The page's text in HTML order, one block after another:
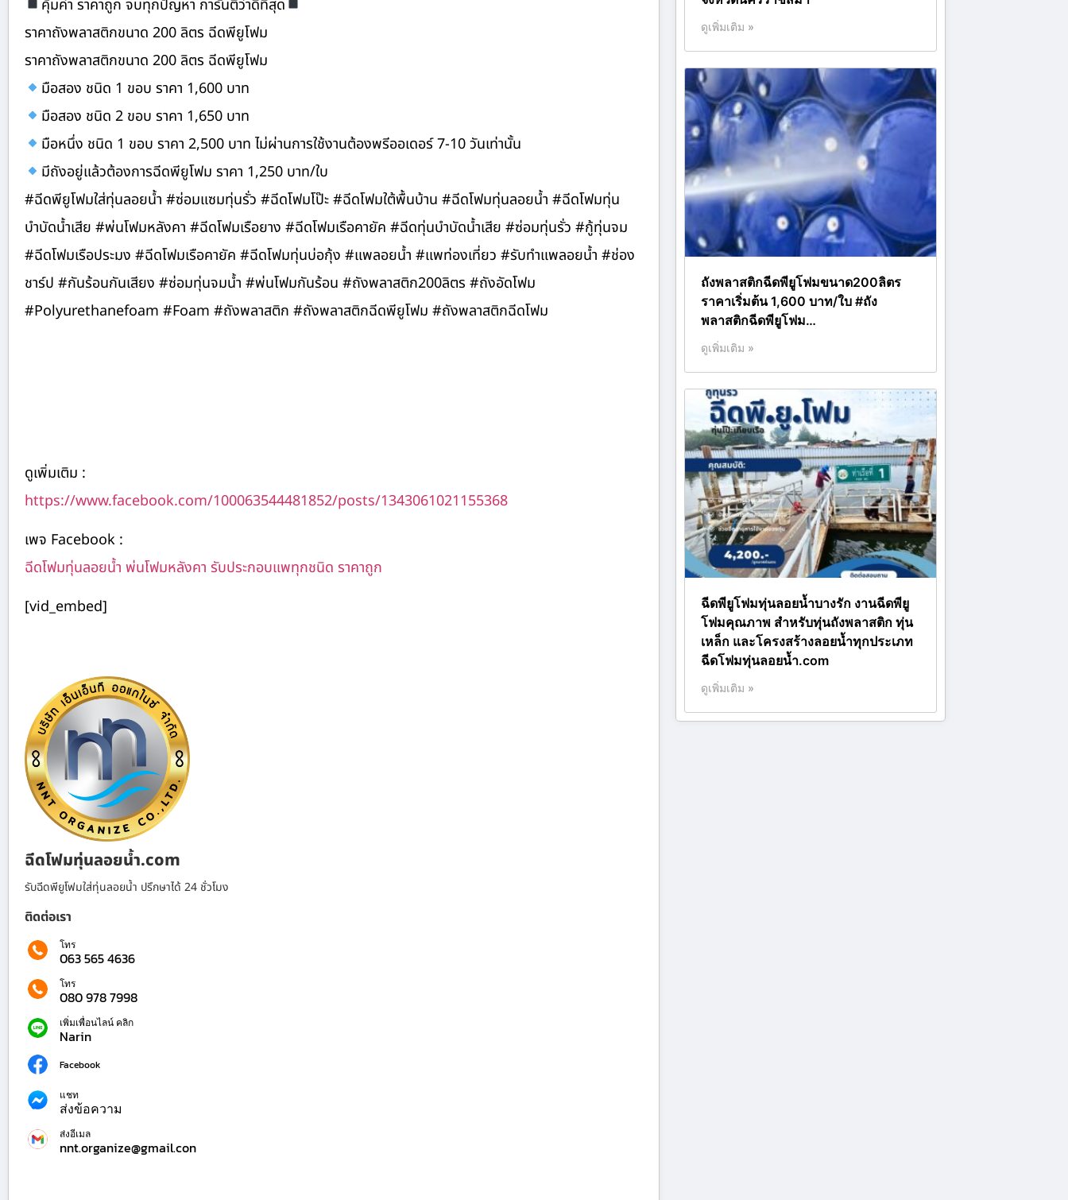
คุ้มค่า ราคาถูก จบทุกปัญหา การันตีว่าดีที่สุด
ราคาถังพลาสติกขนาด 200 ลิตร ฉีดพียูโฟม
ราคาถังพลาสติกขนาด 200 ลิตร ฉีดพียูโฟม
มือสอง ชนิด 1 ขอบ ราคา 1,600 บาท
มือสอง ชนิด 2 ขอบ ราคา 1,650 บาท
มือหนึ่ง ชนิด 1 ขอบ ราคา 2,500 บาท ไม่ผ่านการใช้งานต้องพรีออเดอร์ 7-10 วันเท่านั้น
มีถังอยู่แล้วต้องการฉีดพียูโฟม ราคา 1,250 บาท/ใบ
#ฉีดพียูโฟมใส่ทุ่นลอยน้ำ #ซ่อมแซมทุ่นรั่ว #ฉีดโฟมโป๊ะ #ฉีดโฟมใต้พื้นบ้าน #ฉีดโฟมทุ่นลอยน้ำ #ฉีดโฟมทุ่น
บำบัดน้ำเสีย #พ่นโฟมหลังคา #ฉีดโฟมเรือยาง #ฉีดโฟมเรือคายัค #ฉีดทุ่นบำบัดน้ำเสีย #ซ่อมทุ่นรั่ว #กู้ทุ่นจม
#ฉีดโฟมเรือประมง #ฉีดโฟมเรือคายัค #ฉีดโฟมทุ่นบ่อกุ้ง #แพลอยน้ำ #แพท่องเที่ยว #รับทำแพลอยน้ำ #ช่อง
ชาร์ป #กันร้อนกันเสียง #ซ่อมทุ่นจมน้ำ #พ่นโฟมกันร้อน #ถังพลาสติก200ลิตร #ถังอัดโฟม
#Polyurethanefoam #Foam #ถังพลาสติก #ถังพลาสติกฉีดพียูโฟม #ถังพลาสติกฉีดโฟม
ดูเพิ่มเติม :
https://www.facebook.com/100063544481852/posts/1343061021155368
เพจ Facebook :
ฉีดโฟมทุ่นลอยน้ำ พ่นโฟมหลังคา รับประกอบแพทุกชนิด ราคาถูก
[vid_embed]
ฉีดโฟมทุ่นลอยน้ำ.com
รับฉีดพียูโฟมใส่ทุ่นลอยน้ำ ปรึกษาได้ 24 ชั่วโมง
ติดต่อเรา
โทร
063 565 4636
โทร
080 978 7998
เพิ่มเพื่อนไลน์ คลิก
Narin
Facebook
แชท
ส่งข้อความ
ส่งอีเมล
nnt.organize@gmail.con
ดูเพิ่มเติม »
ถังพลาสติกฉีดพียูโฟมขนาด200ลิตร
ราคาเริ่มต้น 1,600 บาท/ใบ #ถัง
พลาสติกฉีดพียูโฟม…
ดูเพิ่มเติม »
ฉีดพียูโฟมทุ่นลอยน้ำบางรัก งานฉีดพียู
โฟมคุณภาพ สำหรับทุ่นถังพลาสติก ทุ่น
เหล็ก และโครงสร้างลอยน้ำทุกประเภท
ฉีดโฟมทุ่นลอยน้ำ.com
ดูเพิ่มเติม »